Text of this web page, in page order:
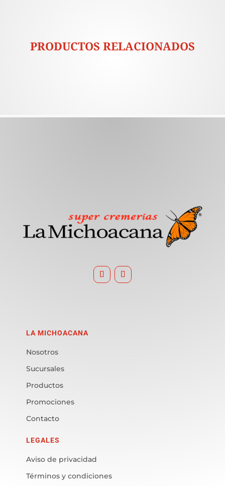
PRODUCTOS RELACIONADOS
LA MICHOACANA
Nosotros
Sucursales
Productos
Promociones
Contacto
LEGALES
Aviso de privacidad
Términos y condiciones